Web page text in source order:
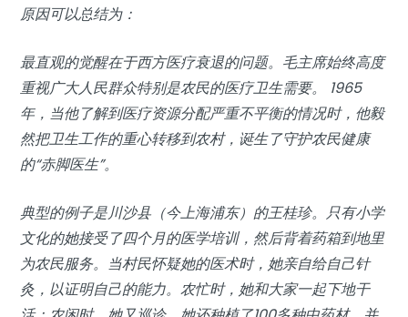
原因可以总结为：
最直观的觉醒在于西方医疗衰退的问题。毛主席始终高度
重视广大人民群众特别是农民的医疗卫生需要。 1965
年，当他了解到医疗资源分配严重不平衡的情况时，他毅
然把卫生工作的重心转移到农村，诞生了守护农民健康
的“赤脚医生”。
典型的例子是川沙县（今上海浦东）的王桂珍。只有小学
文化的她接受了四个月的医学培训，然后背着药箱到地里
为农民服务。当村民怀疑她的医术时，她亲自给自己针
灸，以证明自己的能力。农忙时，她和大家一起下地干